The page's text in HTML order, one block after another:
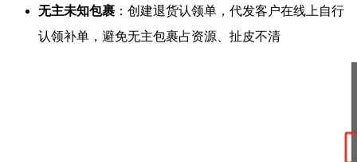
无主未知包裹 ：创建退货认领单，代发客户在线上自行
认领补单，避免无主包裹占资源、扯皮不清